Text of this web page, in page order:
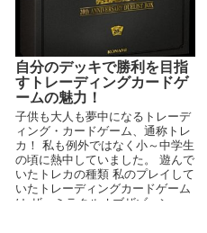
自分のデッキで勝利を目指
すトレーディングカードゲ
ームの魅力！
子供も大人も夢中になるトレーデ
ィング・カードゲーム、通称トレ
カ！ 私も例外ではなく小～中学生
の頃に熱中していました。 遊んで
いたトレカの種類 私のプレイして
いたトレーディングカードゲーム
は ザ・ミラクルオブザゾーン